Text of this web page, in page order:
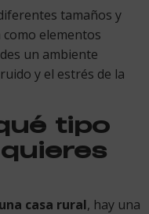
tamaños y
elementos
un ambiente
y el estrés de la
tipo
casa rural, hay una